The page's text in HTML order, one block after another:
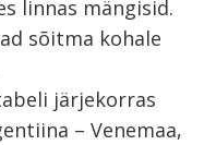
linnas mängisid.
sõitma kohale
järjekorras
– Venemaa,